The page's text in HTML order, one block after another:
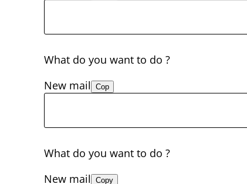
What do you want to do ?
New mail Cop
What do you want to do ?
New mail Copy